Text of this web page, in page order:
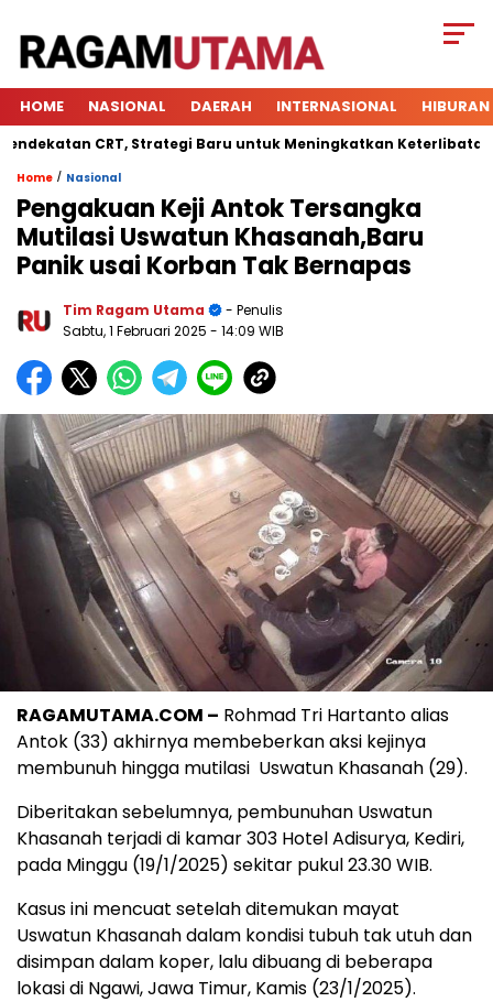
HOME NASIONAL DAERAH INTERNASIONAL HIBURAN
CRT, Strategi Baru untuk Meningkatkan Keterlibatan
Home / Nasional
Pengakuan Keji Antok Tersangka
Mutilasi Uswatun Khasanah,Baru
Panik usai Korban Tak Bernapas
Tim Ragam Utama
- Penulis
Sabtu, 1 Februari 2025 - 14:09 WIB
RAGAMUTAMA.COM – Rohmad Tri Hartanto alias
Antok (33) akhirnya membeberkan aksi kejinya
membunuh hingga mutilasi Uswatun Khasanah (29).
Diberitakan sebelumnya, pembunuhan Uswatun
Khasanah terjadi di kamar 303 Hotel Adisurya, Kediri,
pada Minggu (19/1/2025) sekitar pukul 23.30 WIB.
Kasus ini mencuat setelah ditemukan mayat
Uswatun Khasanah dalam kondisi tubuh tak utuh dan
disimpan dalam koper, lalu dibuang di beberapa
lokasi di Ngawi, Jawa Timur, Kamis (23/1/2025).